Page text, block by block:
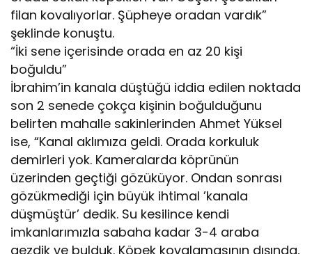
filan kovalıyorlar. Şüpheye oradan vardık”
şeklinde konuştu.
“İki sene içerisinde orada en az 20 kişi
boğuldu”
İbrahim’in kanala düştüğü iddia edilen noktada
son 2 senede çokça kişinin boğulduğunu
belirten mahalle sakinlerinden Ahmet Yüksel
ise, “Kanal aklımıza geldi. Orada korkuluk
demirleri yok. Kameralarda köprünün
üzerinden geçtiği gözüküyor. Ondan sonrası
gözükmediği için büyük ihtimal ’kanala
düşmüştür’ dedik. Su kesilince kendi
imkanlarımızla sabaha kadar 3-4 araba
gezdik ve bulduk. Köpek kovalamasının dışında,